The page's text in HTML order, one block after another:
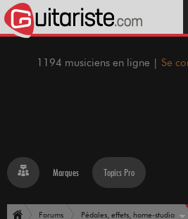
1194 musiciens en ligne | Se
Marques Topics Pro
Forums Pédales, effets, home-studio